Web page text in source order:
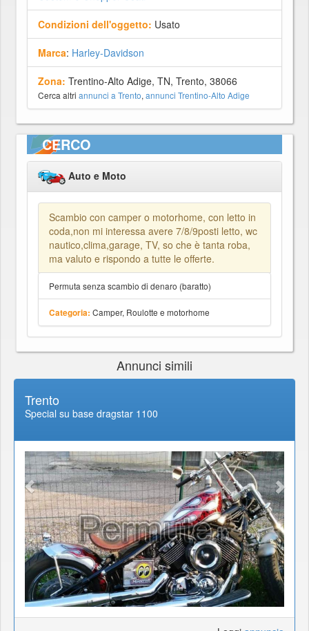
Condizioni dell'oggetto: Usato
Marca: Harley-Davidson
Zona: Trentino-Alto Adige, TN, Trento, 38066
Cerca altri annunci a Trento, annunci Trentino-Alto Adige
CERCO
Auto e Moto
Scambio con camper o motorhome, con letto in
coda,non mi interessa avere 7/8/9posti letto, wc
nautico,clima,garage, TV, so che è tanta roba,
ma valuto e rispondo a tutte le offerte.
Permuta senza scambio di denaro (baratto)
Categoria: Camper, Roulotte e motorhome
Annunci simili
Trento
Special su base dragstar 1100